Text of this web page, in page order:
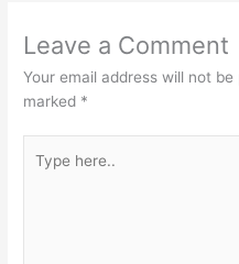
Leave a Comment
Your email address will not be
marked *
here..